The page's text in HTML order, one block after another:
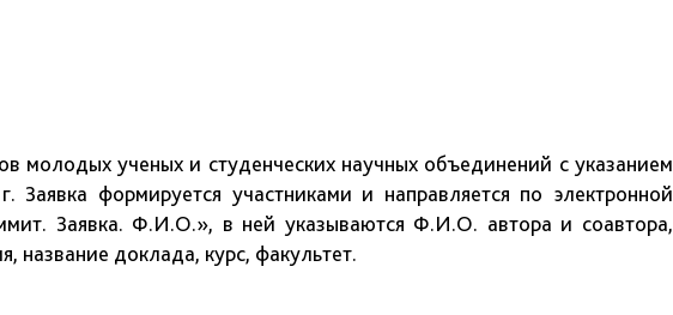
молодых ученых и студенческих научных объединений с указанием
формируется участниками и направляется по электронной
Заявка. Ф.И.О.», в ней указываются Ф.И.О. автора и соавтора,
название доклада, курс, факультет.